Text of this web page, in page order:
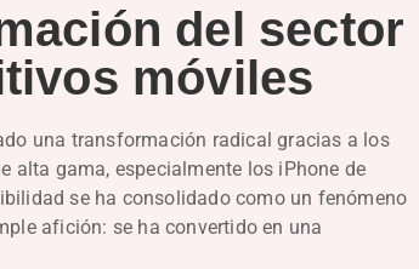
del sector
móviles
una transformación radical gracias a los
alta gama, especialmente los iPhone de
se ha consolidado como un fenómeno
afición: se ha convertido en una